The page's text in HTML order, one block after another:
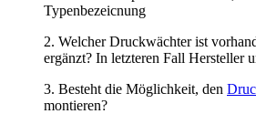
Typenbezeicnung
2. Welcher Druckwächter ist
ergänzt? In letzteren Fall Hersteller
3. Besteht die Möglichkeit, den
montieren?